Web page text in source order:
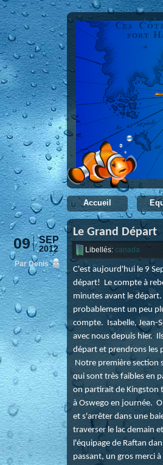
Accueil
SEP
2012
09
Par Denis
Le Grand Départ
Libellés: canada
C'est aujourd'hui le 9
départ! Le compte à
minutes avant le
probablement un peu
compte. Isabelle, Jean-
avec nous depuis hier.
départ et prendrons les
Notre première section
qui sont très faibles en
on partirait de Kingston
à Oswego en journée.
et s'arrêter dans une
traverser le lac demain
l'équipage de Raftan
passant, un gros merci